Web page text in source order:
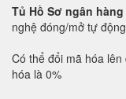
Tủ Hồ Sơ ngân
nghệ đóng/mở tự
Có thể đổi mã hóa
hóa là 0%